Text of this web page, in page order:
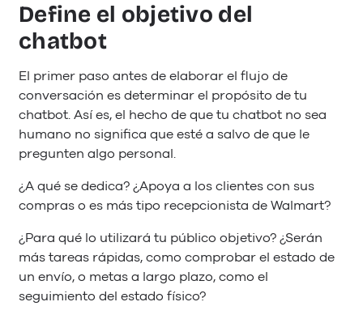
Define el objetivo del
chatbot
El primer paso antes de elaborar el flujo de
conversación es determinar el propósito de tu
chatbot. Así es, el hecho de que tu chatbot no sea
humano no significa que esté a salvo de que le
pregunten algo personal.
¿A qué se dedica? ¿Apoya a los clientes con sus
compras o es más tipo recepcionista de Walmart?
¿Para qué lo utilizará tu público objetivo? ¿Serán
más tareas rápidas, como comprobar el estado de
un envío, o metas a largo plazo, como el
seguimiento del estado físico?